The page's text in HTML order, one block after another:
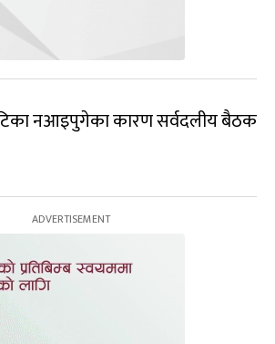
नआइपुगेका कारण सर्वदलीय बैठक